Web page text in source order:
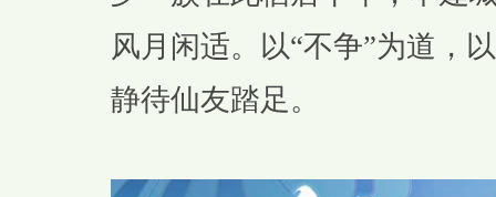
风月闲适。以“不争”为道，
静待仙友踏足。